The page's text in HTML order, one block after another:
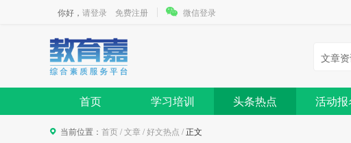
你好， 请登录 免费注册 微信登录
文章
首页 学习培训 头条热点 活动报
当前位置： 首页/文章/好文热点 /正文